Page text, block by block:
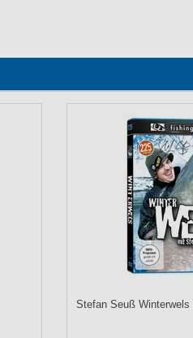
Stefan Seuß Winterwels